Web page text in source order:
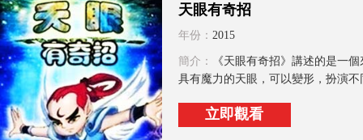
天眼有奇招
年份： 2015
簡介：
《天眼有奇招》講述的是一
具有魔力的天眼，可以變形，扮演
立即觀看